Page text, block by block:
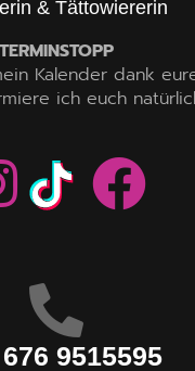
& Tättowiererin
TERMINSTOPP
Kalender dank
ich euch
9515595